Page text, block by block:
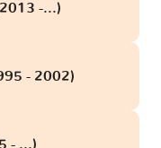
-...)
- 2002)
- ...)